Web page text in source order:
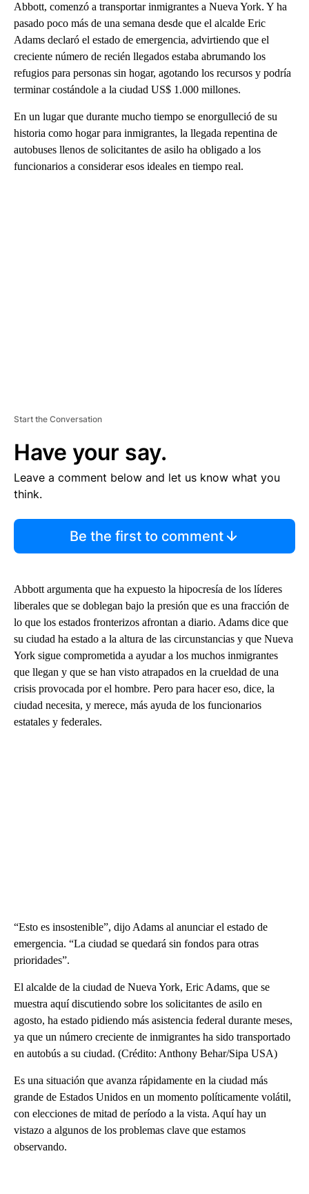
Abbott, comenzó a transportar inmigrantes a Nueva York. Y ha
pasado poco más de una semana desde que el alcalde Eric
Adams declaró el estado de emergencia, advirtiendo que el
creciente número de recién llegados estaba abrumando los
refugios para personas sin hogar, agotando los recursos y podría
terminar costándole a la ciudad US$ 1.000 millones.
En un lugar que durante mucho tiempo se enorgulleció de su
historia como hogar para inmigrantes, la llegada repentina de
autobuses llenos de solicitantes de asilo ha obligado a los
funcionarios a considerar esos ideales en tiempo real.
Start the Conversation
Have your say.
Leave a comment below and let us know what you
think.
Be the first to comment
Abbott argumenta que ha expuesto la hipocresía de los líderes
liberales que se doblegan bajo la presión que es una fracción de
lo que los estados fronterizos afrontan a diario. Adams dice que
su ciudad ha estado a la altura de las circunstancias y que Nueva
York sigue comprometida a ayudar a los muchos inmigrantes
que llegan y que se han visto atrapados en la crueldad de una
crisis provocada por el hombre. Pero para hacer eso, dice, la
ciudad necesita, y merece, más ayuda de los funcionarios
estatales y federales.
“Esto es insostenible”, dijo Adams al anunciar el estado de
emergencia. “La ciudad se quedará sin fondos para otras
prioridades”.
El alcalde de la ciudad de Nueva York, Eric Adams, que se
muestra aquí discutiendo sobre los solicitantes de asilo en
agosto, ha estado pidiendo más asistencia federal durante meses,
ya que un número creciente de inmigrantes ha sido transportado
en autobús a su ciudad. (Crédito: Anthony Behar/Sipa USA)
Es una situación que avanza rápidamente en la ciudad más
grande de Estados Unidos en un momento políticamente volátil,
con elecciones de mitad de período a la vista. Aquí hay un
vistazo a algunos de los problemas clave que estamos
observando.